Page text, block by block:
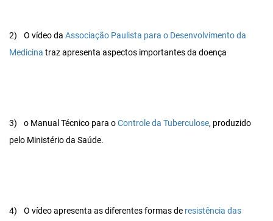
2) O vídeo da Associação Paulista para o Desenvolvimento da
Medicina traz apresenta aspectos importantes da doença
3) o Manual Técnico para oControle da Tuberculose, produzido
pelo Ministério da Saúde.
4) O vídeo apresenta as diferentes formas de resistência das